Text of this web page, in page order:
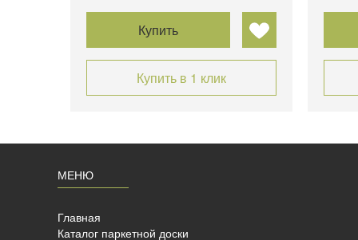
Купить
Купить в 1 клик
МЕНЮ
Главная
Каталог паркетной доски